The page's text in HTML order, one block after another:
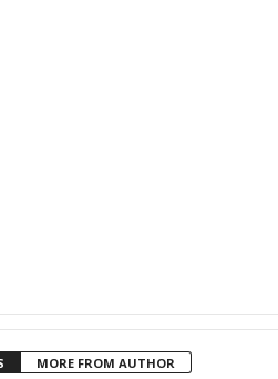
MORE FROM AUTHOR